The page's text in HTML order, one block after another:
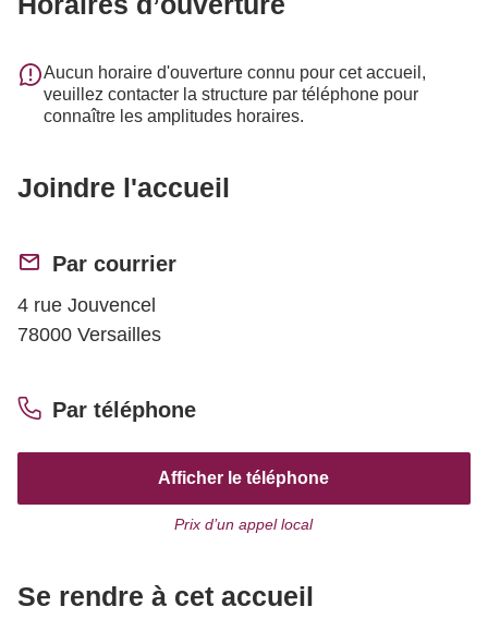
Aucun horaire d'ouverture connu pour cet accueil,
veuillez contacter la structure par téléphone pour
connaître les amplitudes horaires.
Joindre l'accueil
Par courrier
4 rue Jouvencel
78000 Versailles
Par téléphone
Afficher le téléphone
Prix d’un appel local
Se rendre à cet accueil